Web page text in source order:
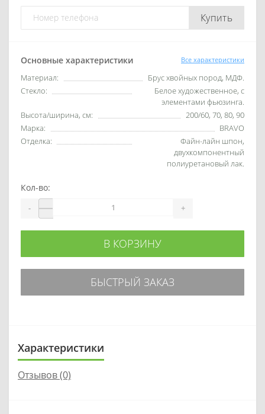
Купить
Основные характеристики Все характеристики
Материал:
Брус хвойных пород, МДФ.
Стекло:
Белое художественное, с
элементами фьюзинга.
Высота/ширина, см:
200/60, 70, 80, 90
Марка:
BRAVO
Отделка:
Файн-лайн шпон,
двухкомпонентный
полиуретановый лак.
Кол-во:
- +
В КОРЗИНУ
БЫСТРЫЙ ЗАКАЗ
Характеристики
Отзывов (0)